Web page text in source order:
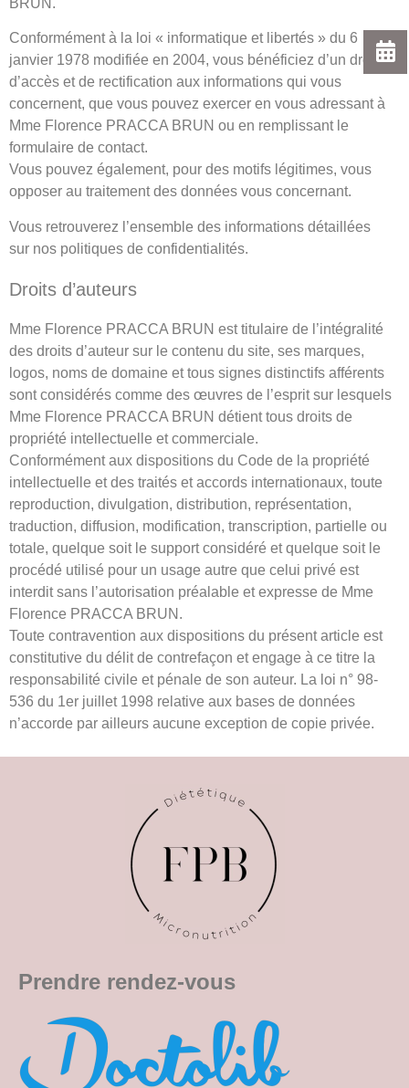
BRUN.
Conformément à la loi « informatique et libertés » du 6
janvier 1978 modifiée en 2004, vous bénéficiez d’un droit
d’accès et de rectification aux informations qui vous
concernent, que vous pouvez exercer en vous adressant à
Mme Florence PRACCA BRUN ou en remplissant le
formulaire de contact.
Vous pouvez également, pour des motifs légitimes, vous
opposer au traitement des données vous concernant.
Vous retrouverez l’ensemble des informations détaillées
sur nos politiques de confidentialités.
Droits d’auteurs
Mme Florence PRACCA BRUN est titulaire de l’intégralité
des droits d’auteur sur le contenu du site, ses marques,
logos, noms de domaine et tous signes distinctifs afférents
sont considérés comme des œuvres de l’esprit sur lesquels
Mme Florence PRACCA BRUN détient tous droits de
propriété intellectuelle et commerciale.
Conformément aux dispositions du Code de la propriété
intellectuelle et des traités et accords internationaux, toute
reproduction, divulgation, distribution, représentation,
traduction, diffusion, modification, transcription, partielle ou
totale, quelque soit le support considéré et quelque soit le
procédé utilisé pour un usage autre que celui privé est
interdit sans l’autorisation préalable et expresse de Mme
Florence PRACCA BRUN.
Toute contravention aux dispositions du présent article est
constitutive du délit de contrefaçon et engage à ce titre la
responsabilité civile et pénale de son auteur. La loi n° 98-
536 du 1er juillet 1998 relative aux bases de données
n’accorde par ailleurs aucune exception de copie privée.
Prendre rendez-vous